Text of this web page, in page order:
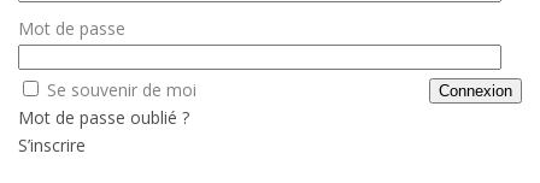
Mot de passe
Se souvenir de moi
Mot de passe oublié ?
S’inscrire